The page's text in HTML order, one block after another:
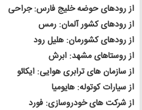
از رودهای حوضه خلیج فارس: جراحی
از رودهای کشور آلمان: رمس
از رودهای کشورمان: هلیل رود
از روستاهای مشهد: ابرش
از سازمان های ترابری هوایی: ایکائو
از سیارات کوتوله: هایومیا
از شرکت های خودروسازی: فورد